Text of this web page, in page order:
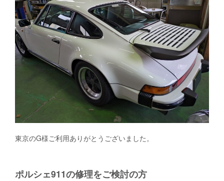
東京のG様ご利用ありがとうございました。
ポルシェ911の修理をご検討の方